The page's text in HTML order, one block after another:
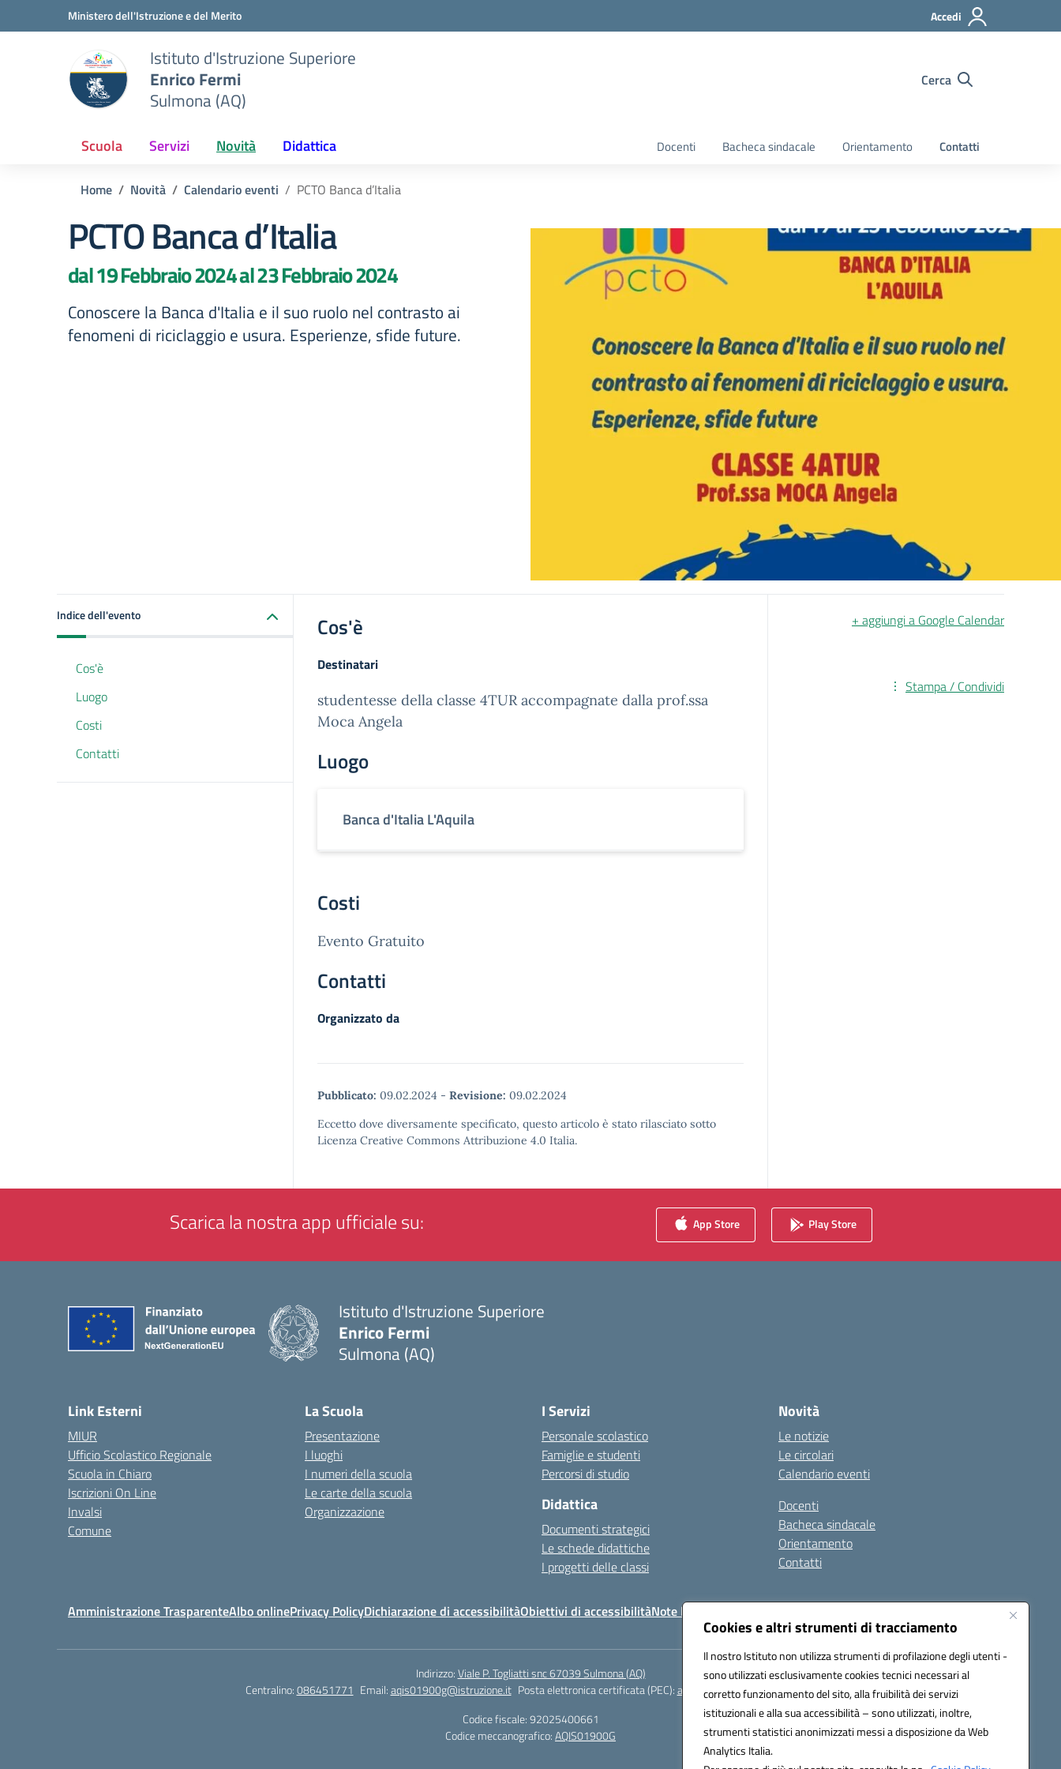
Cookies e altri strumenti di tracciamento
Il nostro Istituto non utilizza strumenti di profilazione degli utenti -
sono utilizzati esclusivamente cookies tecnici necessari al
corretto funzionamento del sito, alla fruibilità dei servizi
istituzionali e alla sua accessibilità – sono utilizzati, inoltre,
strumenti statistici anonimizzati messi a disposizione da Web
Analytics Italia.
Vai ai contenuti
Vai al menu di navigazioneMinistero dell'Istruzione e del Merito Accedi
Istituto d'Istruzione Superiore
Enrico Fermi
Sulmona (AQ)
Cerca
Scuola Servizi Novità Didattica Docenti Bacheca sindacale Orientamento Contatti
Home Novità Calendario eventi PCTO Banca d’Italia
PCTO Banca d’Italia
dal 19 Febbraio 2024 al 23 Febbraio 2024
Conoscere la Banca d'Italia e il suo ruolo nel contrasto ai
fenomeni di riciclaggio e usura. Esperienze, sfide future.
Indice dell'evento
Cos'è
Luogo
Costi
Contatti
Cos'è
Destinatari
studentesse della classe 4TUR accompagnate dalla prof.ssa
Moca Angela
Luogo
Banca d'Italia L'Aquila
Costi
Evento Gratuito
Contatti
Organizzato da
Pubblicato: 09.02.2024 - Revisione: 09.02.2024
Eccetto dove diversamente specificato, questo articolo è stato rilasciato sotto
Licenza Creative Commons Attribuzione 4.0 Italia.
+ aggiungi a Google Calendar
Stampa / Condividi
Scarica la nostra app ufficiale su: App Store Play Store
Istituto d'Istruzione Superiore
Enrico Fermi
Sulmona (AQ)
Link Esterni
MIUR
Ufficio Scolastico Regionale
Scuola in Chiaro
Iscrizioni On Line
Invalsi
Comune
La Scuola
Presentazione
I luoghi
I numeri della scuola
Le carte della scuola
Organizzazione
I Servizi
Personale scolastico
Famiglie e studenti
Percorsi di studio
Didattica
Documenti strategici
Le schede didattiche
I progetti delle classi
Novità
Le notizie
Le circolari
Calendario eventi
Docenti
Bacheca sindacale
Orientamento
Contatti
Amministrazione TrasparenteAlbo onlinePrivacy PolicyDichiarazione di accessibilitàObiettivi di accessibilitàNote legali
Indirizzo:Viale P. Togliatti snc 67039 Sulmona (AQ)
Centralino:086451771 Email:aqis01900g@istruzione.it Posta elettronica certificata (PEC):aqis01900g@pec.istruzione.it
Codice fiscale: 92025400661
Codice meccanografico:AQIS01900G